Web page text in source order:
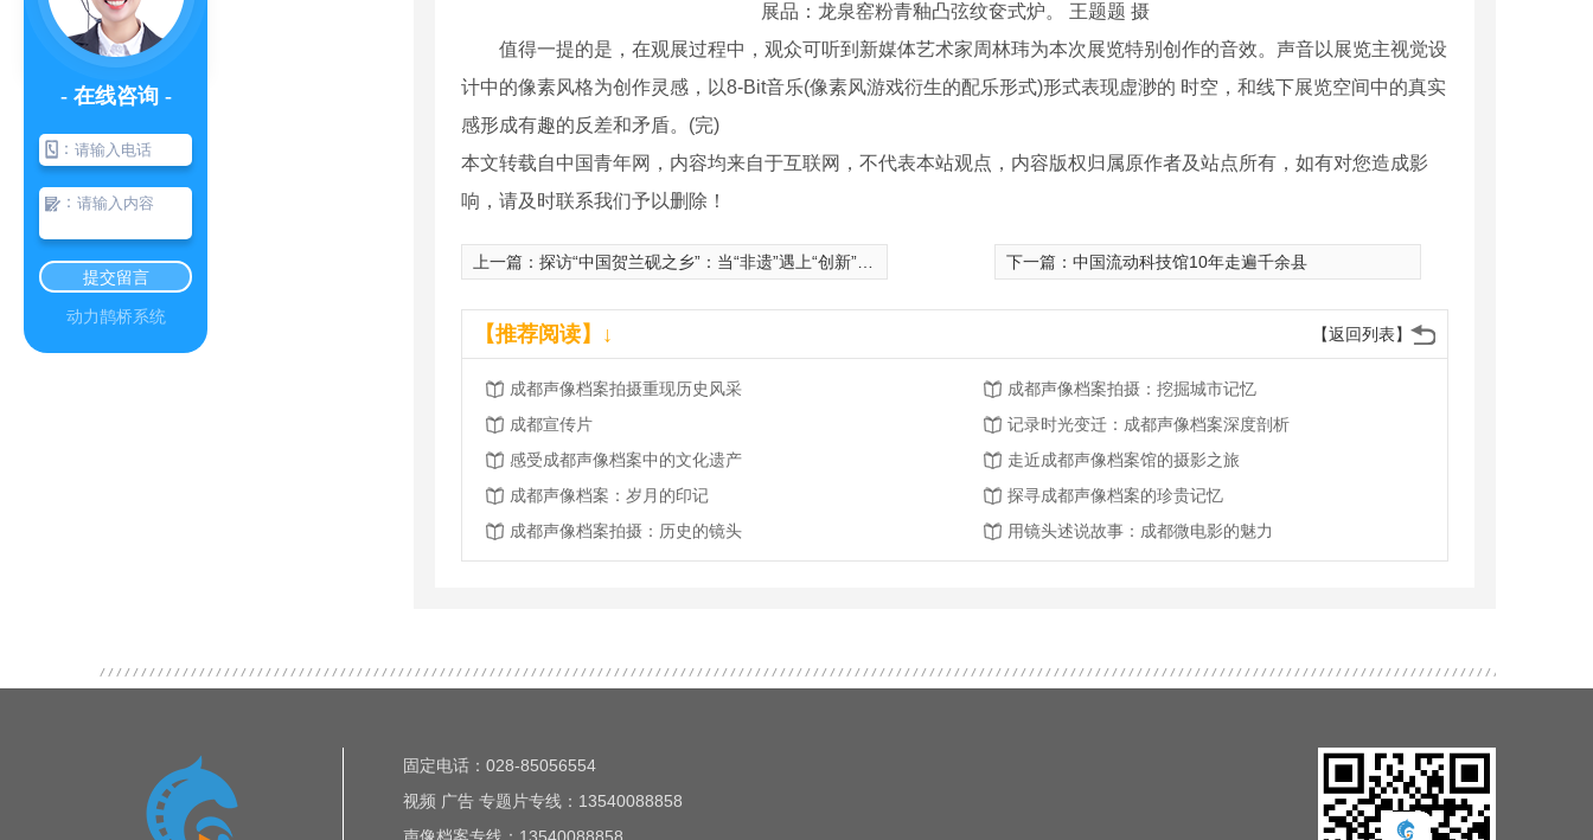
展品：龙泉窑粉青釉凸弦纹奁式炉。 王题题 摄
值得一提的是，在观展过程中，观众可听到新媒体艺术家周林玮为本次展览特别创作的音效。声音以展览主视觉设
计中的像素风格为创作灵感，以8-Bit音乐(像素风游戏衍生的配乐形式)形式表现虚渺的 时空，和线下展览空间中的真实
感形成有趣的反差和矛盾。(完)
本文转载自中国青年网，内容均来自于互联网，不代表本站观点，内容版权归属原作者及站点所有，如有对您造成影
响，请及时联系我们予以删除！
上一篇： 探访“中国贺兰砚之乡”：当“非遗”遇上“创新” 尽显“**宝藏”迷人魅力 下一篇： 中国流动科技馆10年走遍千余县
【返回列表】
【推荐阅读】↓
成都声像档案拍摄重现历史风采
成都声像档案拍摄：挖掘城市记忆
成都宣传片
记录时光变迁：成都声像档案深度剖析
感受成都声像档案中的文化遗产
走近成都声像档案馆的摄影之旅
成都声像档案：岁月的印记
探寻成都声像档案的珍贵记忆
成都声像档案拍摄：历史的镜头
用镜头述说故事：成都微电影的魅力
固定电话：028-85056554
视频 广告 专题片专线：13540088858
- 在线咨询 -
：
：
提交留言
动力鹊桥系统